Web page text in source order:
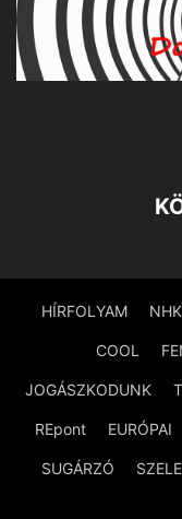
HÍRFOLYAM
COOL
JOGÁSZKODUNK
REpont EURÓPAI
SUGÁRZÓ